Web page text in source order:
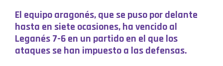
El equipo aragonés, que se puso por delante
hasta en siete ocasiones, ha vencido al
Leganés 7-6 en un partido en el que los
ataques se han impuesto a las defensas.